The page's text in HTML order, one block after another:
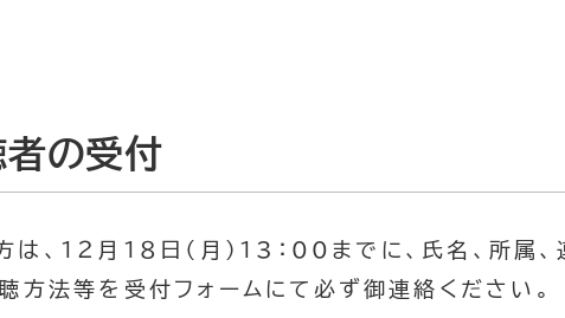
の受付
、１２月１８日（月）13：00までに、氏名、所属、
聴方法等を受付フォームにて必ず御連絡ください。